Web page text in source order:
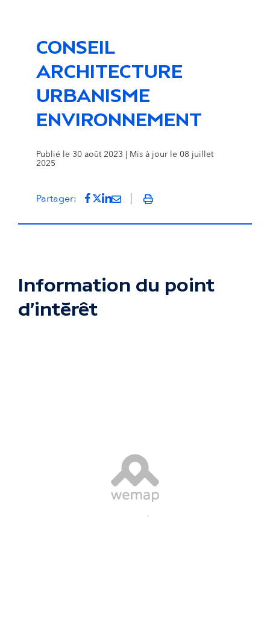
CONSEIL
ARCHITECTURE
URBANISME
ENVIRONNEMENT
Publié le 30 août 2023 | Mis à jour le 08 juillet
2025
Partager: Partager sur Facebook
(s'ouvre dans un nouvel onglet)
Partager sur Twitter
(s'ouvre dans un nouvel onglet)
Partager sur LinkedIn
(s'ouvre dans un nouvel onglet)
Partager par mail
(s'ouvre dans un nouvel
Imprimer
Information du point
d'intérêt